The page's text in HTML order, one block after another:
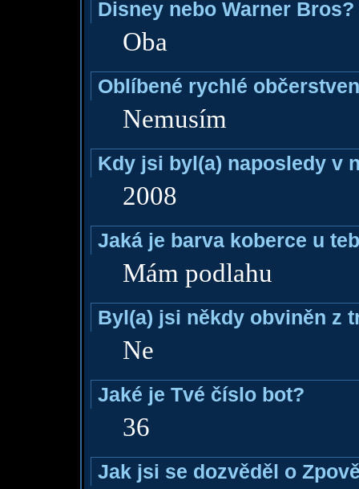
Disney nebo Warner Bros?
Oba
Oblíbené rychlé
Nemusím
Kdy jsi byl(a) naposledy v
2008
Jaká je barva koberce u
Mám podlahu
Byl(a) jsi někdy obviněn z
Ne
Jaké je Tvé číslo bot?
36
Jak jsi se dozvěděl o